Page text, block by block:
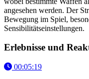
angesehen werden. Der
Bewegung im Spiel,
Sensibilitätseinstellungen.
Erlebnisse und
00:05:19